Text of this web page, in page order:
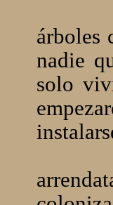
árboles
nadie
solo
El